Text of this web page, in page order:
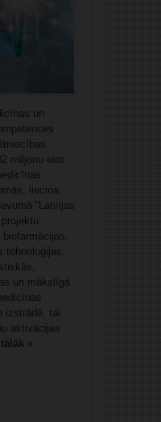
un
miljonu eiro
liecina
“Latvijas
tehnoloģijas,
un mākslīgā
izstrādē, tai
aktivācijas
»